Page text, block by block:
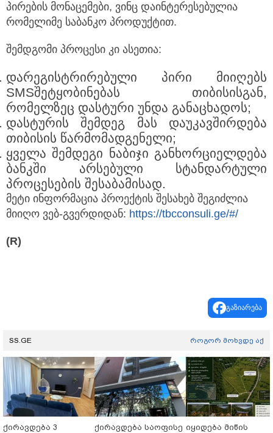
პირების მონაცემები, ვინც დაინტერესებულია
რომელიმე საბანკო პროდუქტით.
შემდგომი პროცესი კი ასეთია:
დარეგისტრირებული პირი მიიღებს
SMSშეტყობინებას თიბისისგან,
რომელზეც დასტური უნდა განაცხადოს;
დასტურის შემდეგ მას დაუკავშირდება
თიბისის წარმომადგენელი;
ყველა შემდეგი ნაბიჯი განხორციელდება
ბანკში არსებული სტანდარტული
პროცესების შესაბამისად.
მეტი ინფორმაცია პროექტის შესახებ შეგიძლია
მიიღო ვებ-გვერდიდან: https://tbcconsuli.ge/#/
(R)
გაზიარება
SS.GE როგორ მოხვდე აქ
ქირავდება 3
ქირავდება საოფისე იყიდება მიწის